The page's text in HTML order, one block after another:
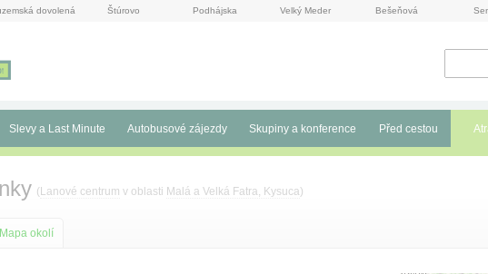
dovolená Štúrovo Podhájska Velký Meder Bešeňová
Slevy a Last Minute Autobusové zájezdy Skupiny a konference Před cestou
( Lanové centrum v oblasti Malá a Velká Fatra, Kysuca)
Mapa okolí